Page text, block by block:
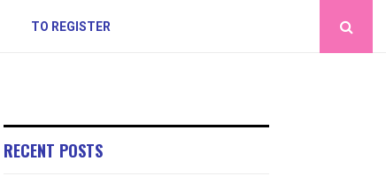
TO REGISTER
RECENT POSTS